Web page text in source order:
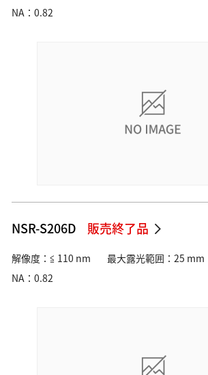
NA：0.82
NSR-S206D 販売終了品
解像度：≦ 110 nm
最大露光範囲：25
NA：0.82